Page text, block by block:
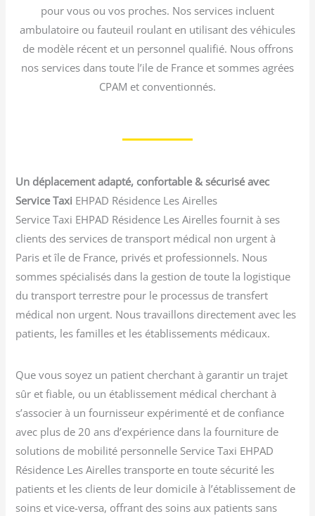
pour vous ou vos proches. Nos services incluent
ambulatoire ou fauteuil roulant en utilisant des véhicules
de modèle récent et un personnel qualifié. Nous offrons
nos services dans toute l’ile de France et sommes agrées
CPAM et conventionnés.
Un déplacement adapté, confortable & sécurisé avec
Service Taxi EHPAD Résidence Les Airelles
Service Taxi EHPAD Résidence Les Airelles fournit à ses
clients des services de transport médical non urgent à
Paris et île de France, privés et professionnels. Nous
sommes spécialisés dans la gestion de toute la logistique
du transport terrestre pour le processus de transfert
médical non urgent. Nous travaillons directement avec les
patients, les familles et les établissements médicaux.
Que vous soyez un patient cherchant à garantir un trajet
sûr et fiable, ou un établissement médical cherchant à
s’associer à un fournisseur expérimenté et de confiance
avec plus de 20 ans d’expérience dans la fourniture de
solutions de mobilité personnelle Service Taxi EHPAD
Résidence Les Airelles transporte en toute sécurité les
patients et les clients de leur domicile à l’établissement de
soins et vice-versa, offrant des soins aux patients sans